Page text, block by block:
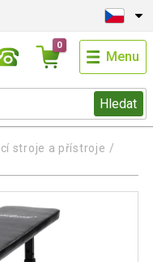
Hledat
0
Menu
stroje a přístroje